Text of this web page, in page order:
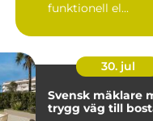
funktionell el...
30. jul
Svensk mäklare
trygg väg till